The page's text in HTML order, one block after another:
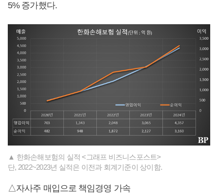
5% 증가했다.
▲ 한화손해보험의 실적 <그래프 비즈니스포스트>
단, 2022~2023년 실적은 이전과 회계기준이 상이함.
△자사주 매입으로 책임경영 가속